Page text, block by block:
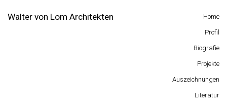
Walter von Lom Architekten Home
Profil
Biografie
Projekte
Auszeichnungen
Literatur